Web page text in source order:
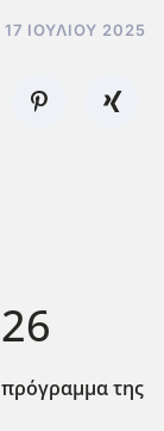
17 ΙΟΥΛΊΟΥ 2025
της